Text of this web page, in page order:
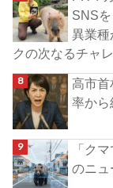
SNS
異業
クの次なるチャ
高市
率から
「ク
のニ